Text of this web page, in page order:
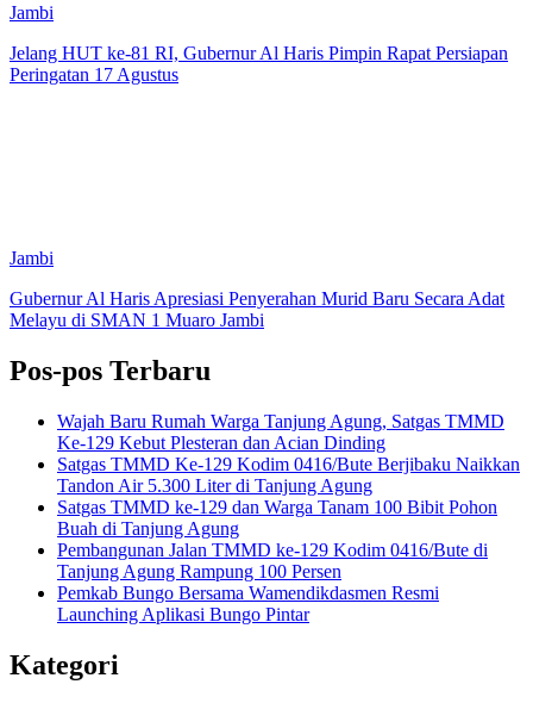
Jambi
Jelang HUT ke-81 RI, Gubernur Al Haris Pimpin Rapat Persiapan
Peringatan 17 Agustus
Jambi
Gubernur Al Haris Apresiasi Penyerahan Murid Baru Secara Adat
Melayu di SMAN 1 Muaro Jambi
Pos-pos Terbaru
Wajah Baru Rumah Warga Tanjung Agung, Satgas TMMD
Ke-129 Kebut Plesteran dan Acian Dinding
Satgas TMMD Ke-129 Kodim 0416/Bute Berjibaku Naikkan
Tandon Air 5.300 Liter di Tanjung Agung
Satgas TMMD ke-129 dan Warga Tanam 100 Bibit Pohon
Buah di Tanjung Agung
Pembangunan Jalan TMMD ke-129 Kodim 0416/Bute di
Tanjung Agung Rampung 100 Persen
Pemkab Bungo Bersama Wamendikdasmen Resmi
Launching Aplikasi Bungo Pintar
Kategori